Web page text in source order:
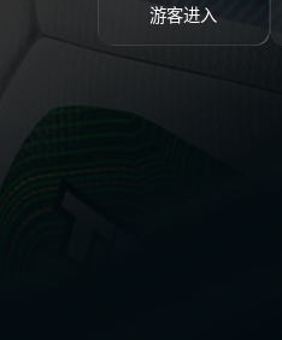
游客进入